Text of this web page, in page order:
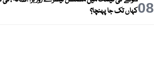
08کہاں تک جا پہنچا؟